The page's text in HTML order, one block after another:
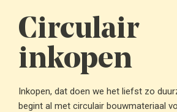
Circulair
inkopen
Inkopen, dat doen we het liefst zo
begint al met circulair bouwmateriaal